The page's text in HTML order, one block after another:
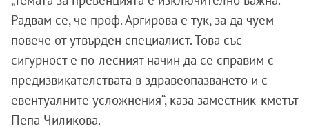
Радвам се, че проф. Аргирова е тук, за да чуем
повече от утвърден специалист. Това със
сигурност е по-лесният начин да се справим с
предизвикателствата в здравеопазването и с
евентуалните усложнения“, каза заместник-кметът
Пепа Чиликова.